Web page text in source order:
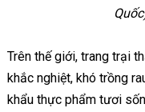
Trên thế giới, trang trại
khắc nghiệt, khó trồng
khẩu thực phẩm tươi